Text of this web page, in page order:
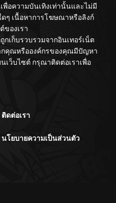
พื่อความบันเทิงเท่านั้นและไม่มี
ๆ เนื้อหาการโฆษณาหรือลิงก์
องเรา
เก็บรวบรวมจากอินเทอร์เน็ต
กคุณหรือองค์กรของคุณมีปัญหา
เว็บไซต์ กรุณาติดต่อเราเพื่อ
ติดต่อเรา
นโยบายความเป็นส่วนตัว